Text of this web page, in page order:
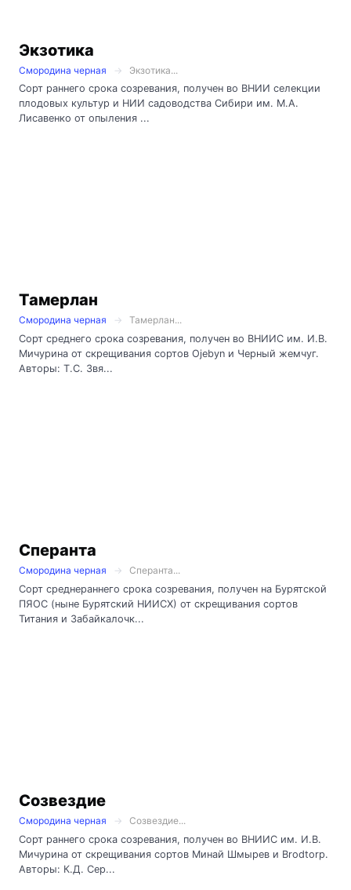
Экзотика
Смородина черная
Экзотика...
Сорт раннего срока созревания, получен во ВНИИ селекции
плодовых культур и НИИ садоводства Сибири им. М.А.
Лисавенко от опыления ...
Тамерлан
Смородина черная
Тамерлан...
Сорт среднего срока созревания, получен во ВНИИС им. И.В.
Мичурина от скрещивания сортов Ojebyn и Черный жемчуг.
Авторы: Т.С. Звя...
Сперанта
Смородина черная
Сперанта...
Сорт среднераннего срока созревания, получен на Бурятской
ПЯОС (ныне Бурятский НИИСХ) от скрещивания сортов
Титания и Забайкалочк...
Созвездие
Смородина черная
Созвездие...
Сорт раннего срока созревания, получен во ВНИИС им. И.В.
Мичурина от скрещивания сортов Минай Шмырев и Brodtorp.
Авторы: К.Д. Сер...